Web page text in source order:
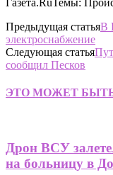
Предыдущая статьяВ
электроснабжение
Следующая статья
сообщил Песков
ЭТО МОЖЕТ
Дрон ВСУ
на больницу в